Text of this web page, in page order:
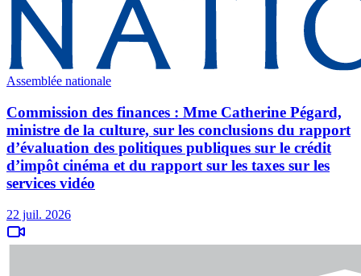
Assemblée nationale
Commission des finances : Mme Catherine Pégard,
ministre de la culture, sur les conclusions du rapport
d’évaluation des politiques publiques sur le crédit
d’impôt cinéma et du rapport sur les taxes sur les
services vidéo
22 juil. 2026